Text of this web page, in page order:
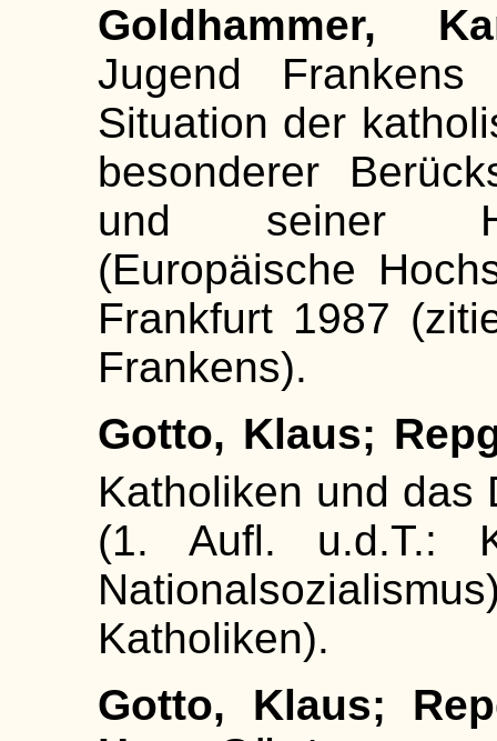
Goldhammer,
Jugend
Situation der
besonderer
und seiner
(Europäische
Frankfurt 1987
Frankens).
Gotto, Klaus;
Katholiken und
(1. Aufl. u.d.T.:
Katholiken).
Gotto, Klaus;